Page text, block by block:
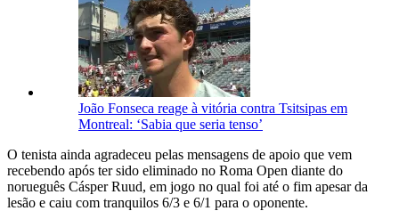
João Fonseca reage à vitória contra Tsitsipas em
Montreal: ‘Sabia que seria tenso’
O tenista ainda agradeceu pelas mensagens de apoio que vem
recebendo após ter sido eliminado no Roma Open diante do
norueguês Cásper Ruud, em jogo no qual foi até o fim apesar da
lesão e caiu com tranquilos 6/3 e 6/1 para o oponente.